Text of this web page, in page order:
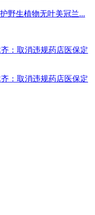
野生植物无叶美冠兰...
：取消违规药店医保定
：取消违规药店医保定